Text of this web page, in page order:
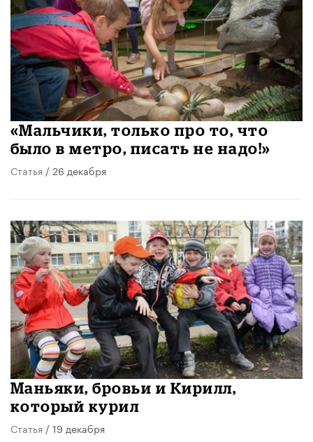
«Мальчики, только про то, что
было в метро, писать не надо!»
Статья / 26 декабря
Маньяки, бровьи и Кирилл,
который курил
Статья / 19 декабря